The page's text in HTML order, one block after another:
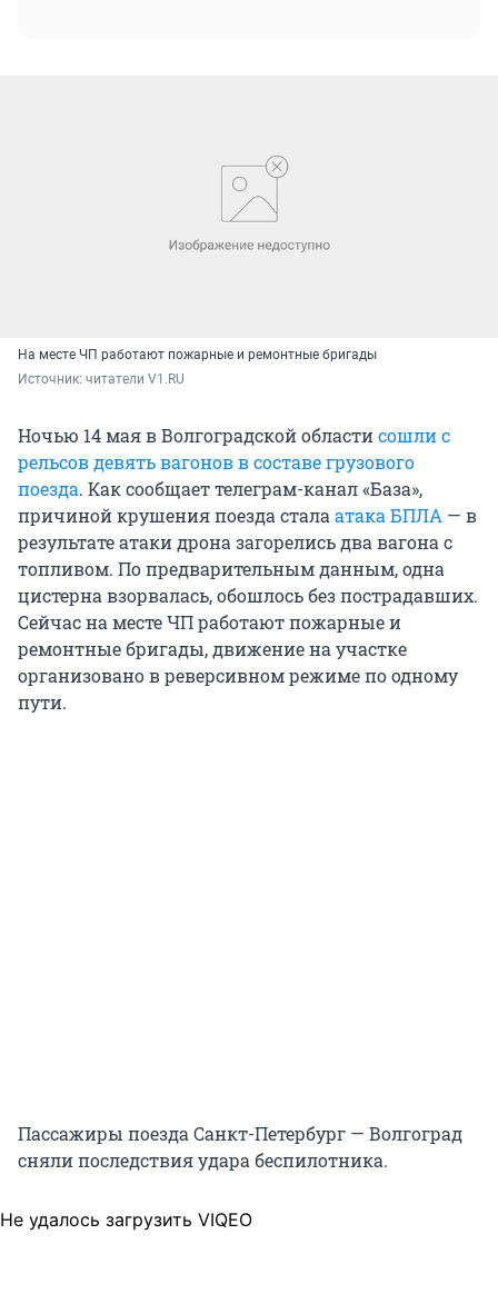
На месте ЧП работают пожарные и ремонтные бригады
Источник: читатели V1.RU
Ночью 14 мая в Волгоградской областисошли с
рельсов девять вагонов в составе грузового
поезда. Как сообщает телеграм-канал «База»,
причиной крушения поезда стала атака БПЛА — в
результате атаки дрона загорелись два вагона с
топливом. По предварительным данным, одна
цистерна взорвалась, обошлось без пострадавших.
Сейчас на месте ЧП работают пожарные и
ремонтные бригады, движение на участке
организовано в реверсивном режиме по одному
пути.
Пассажиры поезда Санкт-Петербург — Волгоград
сняли последствия удара беспилотника.
Не удалось загрузить VIQEO